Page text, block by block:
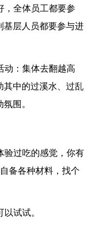
，全体员工都要参
基层人员都要参与进
动：集体去翻越高
其中的过溪水、过乱
围。
验过吃的感觉，你有
备各种材料，找个
试试。